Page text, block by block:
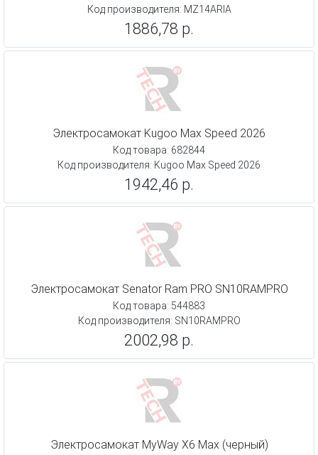
Код производителя: MZ14ARIA
1886,78 р.
Электросамокат Kugoo Max Speed 2026
Код товара: 682844
Код производителя: Kugoo Max Speed 2026
1942,46 р.
Электросамокат Senator Ram PRO SN10RAMPRO
Код товара: 544883
Код производителя: SN10RAMPRO
2002,98 р.
Электросамокат MyWay X6 Max (черный)